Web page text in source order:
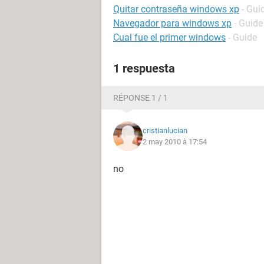
Quitar contraseña windows xp -
Navegador para windows xp - Guide
Cual fue el primer windows - Guide
1 respuesta
RÉPONSE 1 / 1
cristianlucian
2 may 2010 à 17:54
no